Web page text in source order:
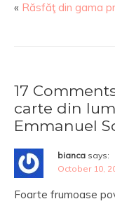
« Răsfăţ din gama
17
carte din
Emmanuel
bianca says:
October 10,
Foarte frumoase